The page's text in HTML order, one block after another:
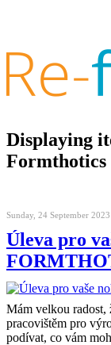
Displaying
Formthotics
Sunday, 24 September
Úleva pro
Mám velkou radost,
pracovištěm pro
podívat, co vám